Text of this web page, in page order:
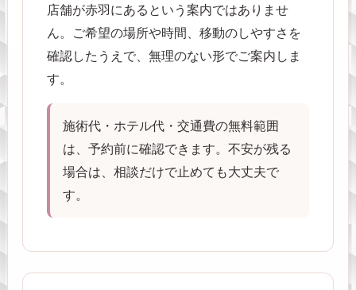
店舗が赤羽にあるという案内ではありませ
ん。ご希望の場所や時間、移動のしやすさを
確認したうえで、無理のない形でご案内しま
す。
施術代・ホテル代・交通費の無料範囲
は、予約前に確認できます。不安が残る
場合は、相談だけで止めても大丈夫で
す。